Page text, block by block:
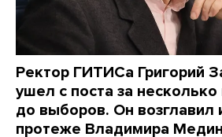
Ректор ГИТИСа Григорий
ушел с поста за
до выборов. Он возглавил
протеже Владимира